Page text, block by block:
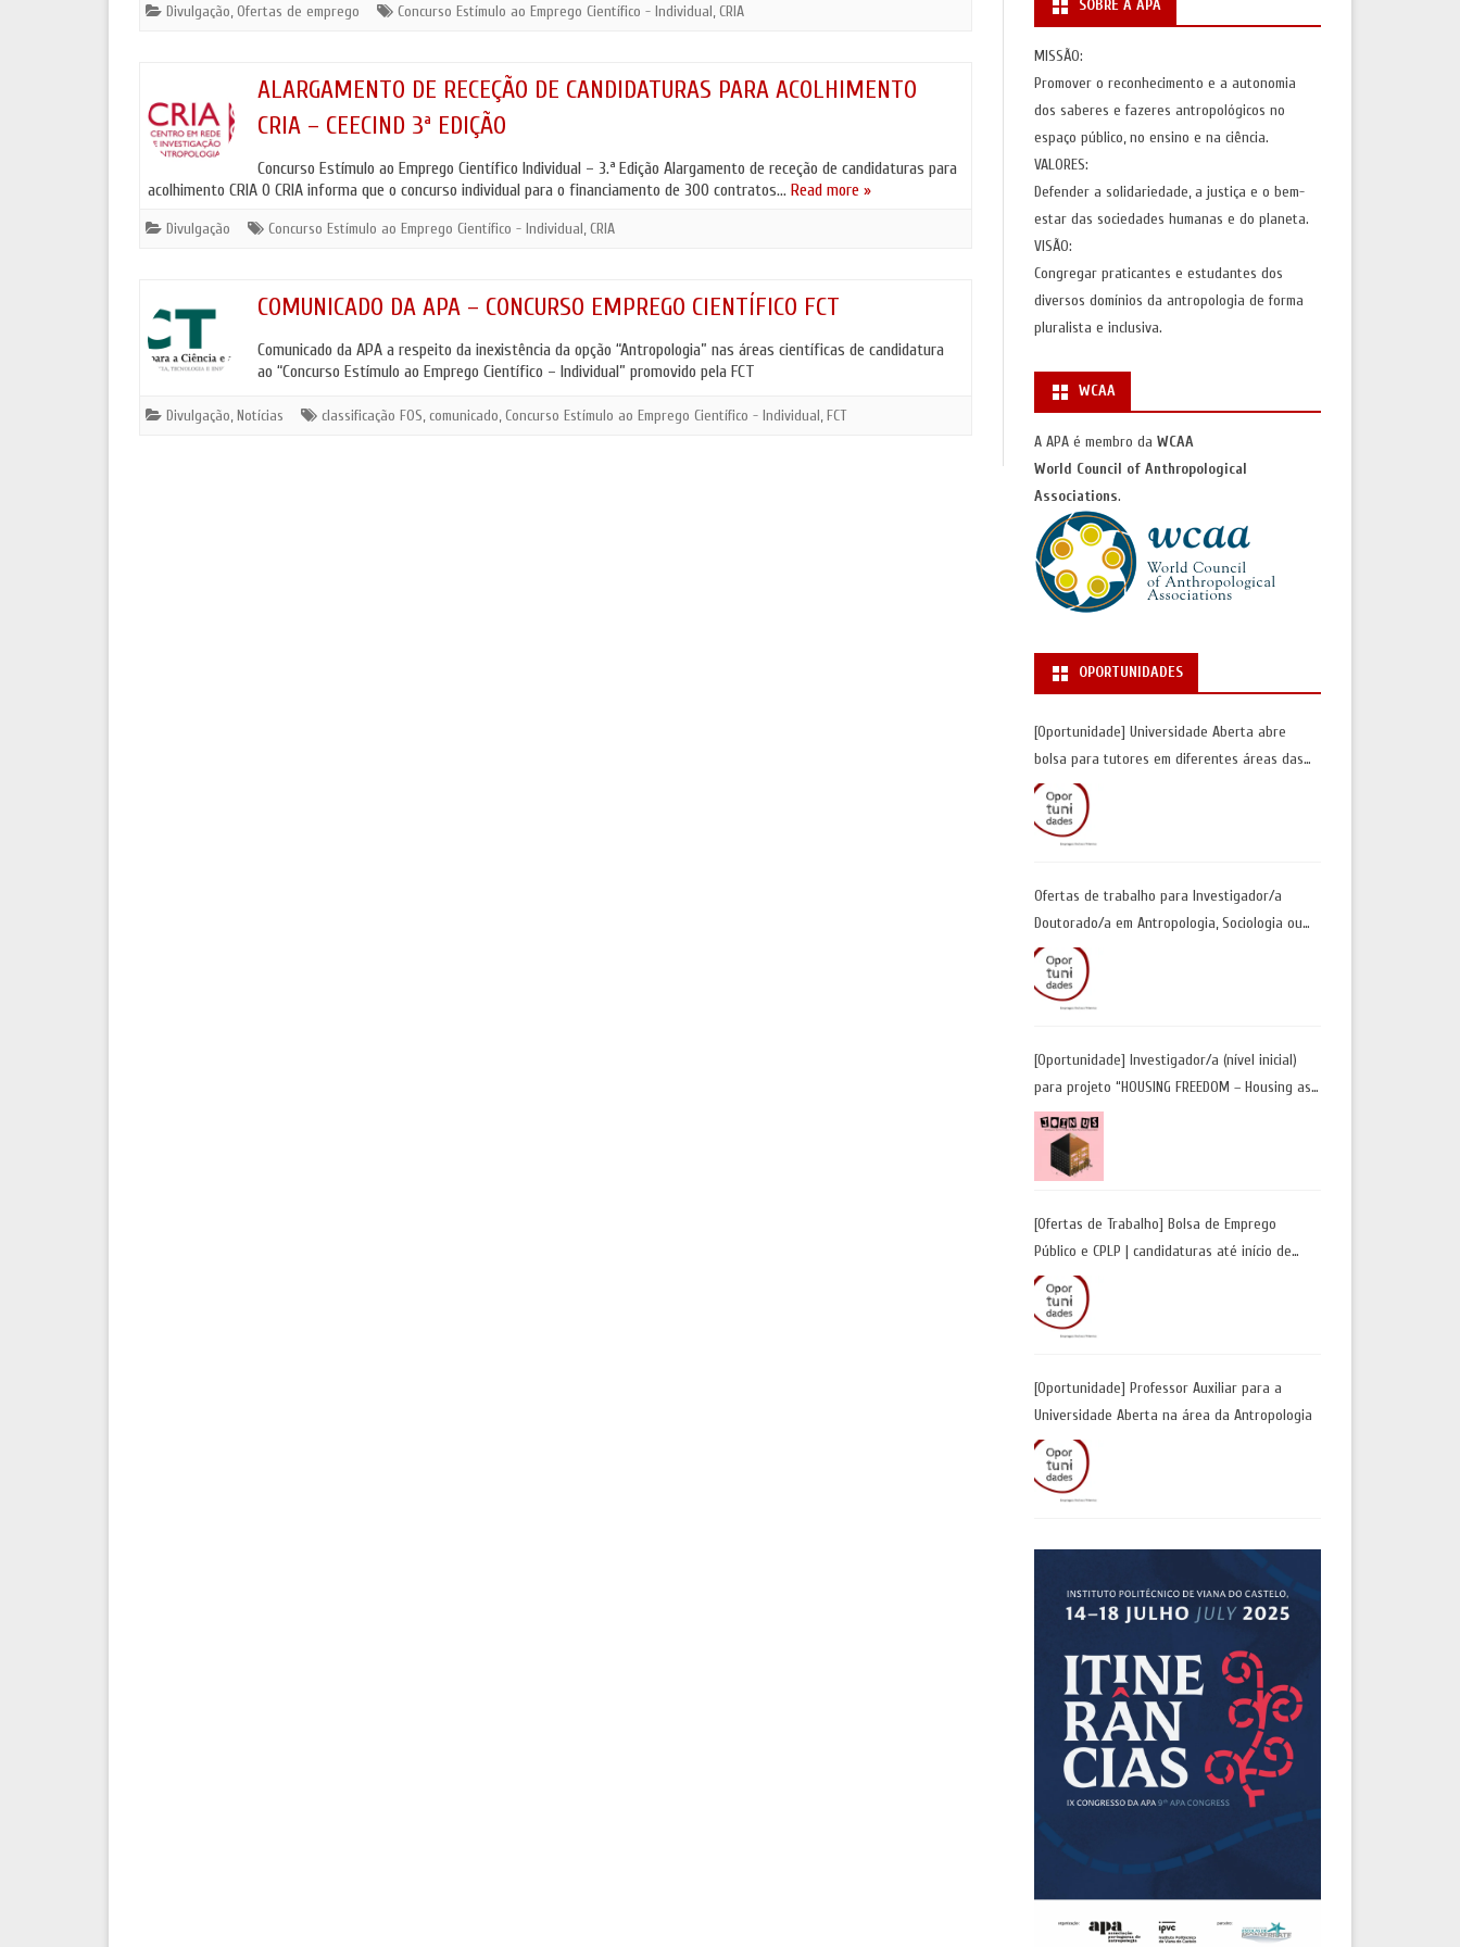
ANTROPOLOGIA
OUTRAS NOTÍCIAS
Divulgação,Ofertas de emprego Concurso Estímulo ao Emprego Científico - Individual,CRIA
ALARGAMENTO DE RECEÇÃO DE CANDIDATURAS PARA ACOLHIMENTO
CRIA – CEECIND 3ª EDIÇÃO
Concurso Estímulo ao Emprego Científico Individual – 3.ª Edição Alargamento de receção de candidaturas para
acolhimento CRIA O CRIA informa que o concurso individual para o financiamento de 300 contratos… Read more »
Divulgação Concurso Estímulo ao Emprego Científico - Individual,CRIA
COMUNICADO DA APA – CONCURSO EMPREGO CIENTÍFICO FCT
Comunicado da APA a respeito da inexistência da opção “Antropologia” nas áreas científicas de candidatura
ao “Concurso Estímulo ao Emprego Científico – Individual” promovido pela FCT
Divulgação,Notícias classificação FOS,comunicado,Concurso Estímulo ao Emprego Científico - Individual,FCT
SOBRE A APA
MISSÃO:
Promover o reconhecimento e a autonomia
dos saberes e fazeres antropológicos no
espaço público, no ensino e na ciência.
VALORES:
Defender a solidariedade, a justiça e o bem-
estar das sociedades humanas e do planeta.
VISÃO:
Congregar praticantes e estudantes dos
diversos domínios da antropologia de forma
pluralista e inclusiva.
WCAA
A APA é membro da WCAA
World Council of Anthropological
Associations.
OPORTUNIDADES
[Oportunidade] Universidade Aberta abre
bolsa para tutores em diferentes áreas das
Ciências Sociais | Inscrições até 30 de junho
Ofertas de trabalho para Investigador/a
Doutorado/a em Antropologia, Sociologia ou
Geografia Humana| Universidade de Coimbra |
Candidaturas até 29 de maio 2026
[Oportunidade] Investigador/a (nível inicial)
para projeto “HOUSING FREEDOM – Housing as
a Tool for Freedom: A Future Away from
Incarceration” | até 8 de maio
[Ofertas de Trabalho] Bolsa de Emprego
Público e CPLP | candidaturas até início de
maio 2026
[Oportunidade] Professor Auxiliar para a
Universidade Aberta na área da Antropologia